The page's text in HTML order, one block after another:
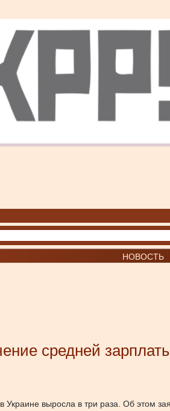
НОВОСТЬ
средней
выросла в три раза. Об этом